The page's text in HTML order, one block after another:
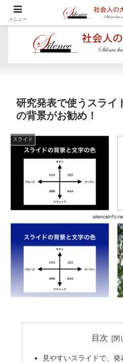
学びを楽しむ - Proposal for
研究発表で使うスライ
の背景がお勧め！
スライド
目次
見やすいスライドで、発
メニュー